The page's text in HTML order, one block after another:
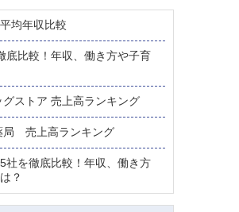
均年収比較
底比較！年収、働き方や子育
グストア 売上高ランキング
局 売上高ランキング
社を徹底比較！年収、働き方
？